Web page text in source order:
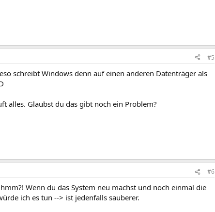
#5
schreibt Windows denn auf einen anderen Datenträger als
alles. Glaubst du das gibt noch ein Problem?
#6
Wenn du das System neu machst und noch einmal die
ich es tun --> ist jedenfalls sauberer.